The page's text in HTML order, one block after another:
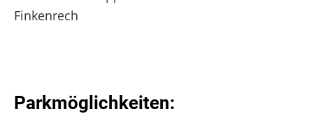
Finkenrech
Parkmöglichkeiten: